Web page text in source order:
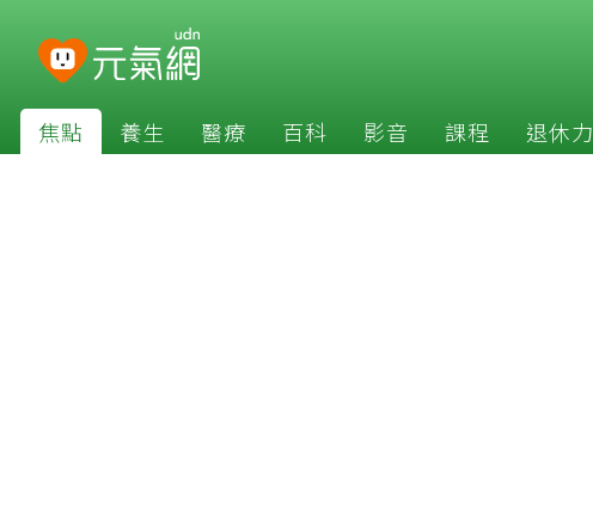
焦點 養生 醫療 百科 影音 課程 退休力